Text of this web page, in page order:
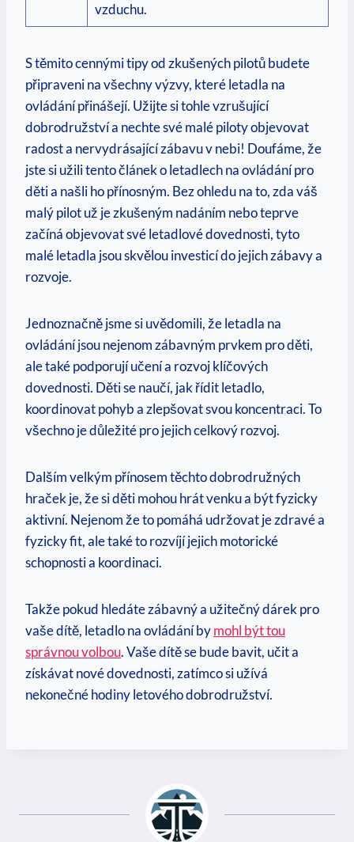
vzduchu.
S těmito cennými tipy od zkušených pilotů budete
připraveni na všechny výzvy, které letadla na
ovládání přinášejí. Užijte si tohle vzrušující
dobrodružství a nechte své malé piloty objevovat
radost a nervydrásající zábavu v nebi! Doufáme, že
jste si užili tento článek o letadlech na ovládání pro
děti a našli ho přínosným. Bez ohledu na to, zda váš
malý pilot už je zkušeným nadáním nebo teprve
začíná objevovat své letadlové dovednosti, tyto
malé letadla jsou skvělou investicí do jejich zábavy a
rozvoje.
Jednoznačně jsme si uvědomili, že letadla na
ovládání jsou nejenom zábavným prvkem pro děti,
ale také podporují učení a rozvoj klíčových
dovednosti. Děti se naučí, jak řídit letadlo,
koordinovat pohyb a zlepšovat svou koncentraci. To
všechno je důležité pro jejich celkový rozvoj.
Dalším velkým přínosem těchto dobrodružných
hraček je, že si děti mohou hrát venku a být fyzicky
aktivní. Nejenom že to pomáhá udržovat je zdravé a
fyzicky fit, ale také to rozvíjí jejich motorické
schopnosti a koordinaci.
Takže pokud hledáte zábavný a užitečný dárek pro
vaše dítě, letadlo na ovládání bymohl být tou
správnou volbou. Vaše dítě se bude bavit, učit a
získávat nové dovednosti, zatímco si užívá
nekonečné hodiny letového dobrodružství.